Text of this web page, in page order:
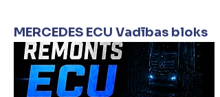
MERCEDES ECU Vadības bloks